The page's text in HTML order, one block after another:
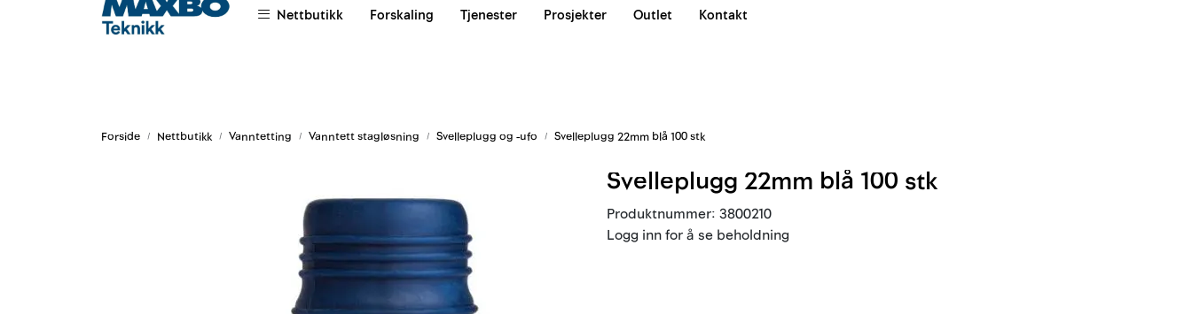
Skip to main content
Om oss | Leievilkår | Våre team
Nettbutikk Forskaling Tjenester Prosjekter Outlet Kontakt
Forside Nettbutikk Vanntetting Vanntett stagløsning Svelleplugg og -ufo Svelleplugg 22mm blå 100 stk
Svelleplugg 22mm blå 100 stk
Produktnummer: 3800210
Logg inn for å se beholdning